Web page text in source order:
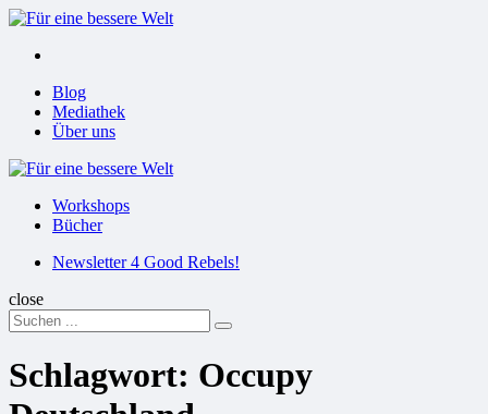
Menu
Menu
Blog
Mediathek
Über uns
Für
Workshops
Bücher
SuchenNewsletter 4 Good Rebels!
close
Search
for:
Suchen
Schlagwort: Occupy